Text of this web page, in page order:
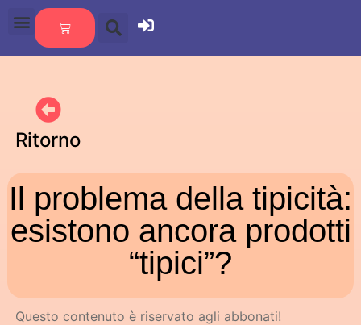
Ritorno
Il problema della tipicità:
esistono ancora prodotti
“tipici”?
Questo contenuto è riservato agli abbonati!